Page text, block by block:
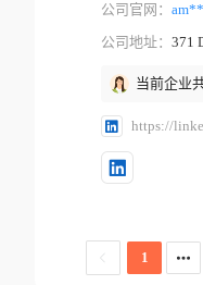
公司官网：
公司地址： 371
当前企业
https://
1